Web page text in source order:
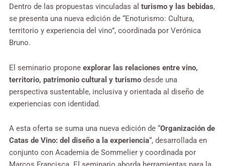
Dentro de las propuestas vinculadas al turismo y las bebidas,
se presenta una nueva edición de “Enoturismo: Cultura,
territorio y experiencia del vino”, coordinada por Verónica
Bruno.
El seminario propone explorar las relaciones entre vino,
territorio, patrimonio cultural y turismo desde una
perspectiva sustentable, inclusiva y orientada al diseño de
experiencias con identidad.
A esta oferta se suma una nueva edición de “Organización de
Catas de Vino: del diseño a la experiencia“, desarrollada en
conjunto con Academia de Sommelier y coordinada por